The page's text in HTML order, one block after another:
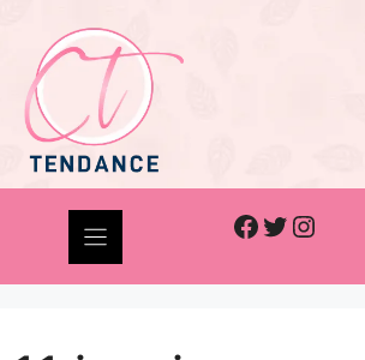
Facebook
Twitter